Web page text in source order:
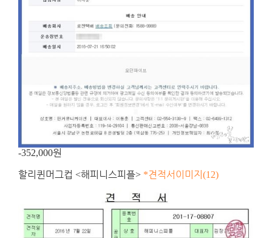
-352,000원
할리퀸머그컵 <해피니스피플> *견적서이미지 (12)